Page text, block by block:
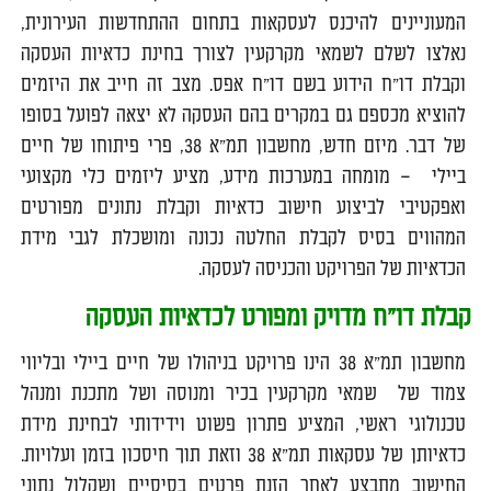
המעוניינים להיכנס לעסקאות בתחום ההתחדשות העירונית,
נאלצו לשלם לשמאי מקרקעין לצורך בחינת כדאיות העסקה
וקבלת דו"ח הידוע בשם דו"ח אפס. מצב זה חייב את היזמים
להוציא מכספם גם במקרים בהם העסקה לא יצאה לפועל בסופו
של דבר. מיזם חדש, מחשבון תמ"א 38, פרי פיתוחו של חיים
ביילי – מומחה במערכות מידע, מציע ליזמים כלי מקצועי
ואפקטיבי לביצוע חישוב כדאיות וקבלת נתונים מפורטים
המהווים בסיס לקבלת החלטה נכונה ומושכלת לגבי מידת
הכדאיות של הפרויקט והכניסה לעסקה.
קבלת דו"ח מדויק ומפורט לכדאיות העסקה
מחשבון תמ"א 38 הינו פרויקט בניהולו של חיים ביילי ובליווי
צמוד של שמאי מקרקעין בכיר ומנוסה ושל מתכנת ומנהל
טכנולוגי ראשי, המציע פתרון פשוט וידידותי לבחינת מידת
כדאיותן של עסקאות תמ"א 38 וזאת תוך חיסכון בזמן ועלויות.
החישוב מתבצע לאחר הזנת פרטים בסיסיים ושקלול נתוני